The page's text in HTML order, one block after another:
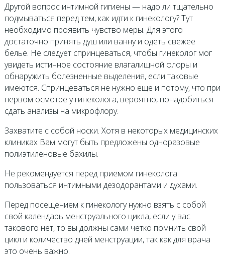
Другой вопрос интимной гигиены — надо ли тщательно
подмываться перед тем, как идти к гинекологу? Тут
необходимо проявить чувство меры. Для этого
достаточно принять душ или ванну и одеть свежее
белье. Не следует спринцеваться, чтобы гинеколог мог
увидеть истинное состояние влагалищной флоры и
обнаружить болезненные выделения, если таковые
имеются. Спринцеваться не нужно еще и потому, что при
первом осмотре у гинеколога, вероятно, понадобиться
сдать анализы на микрофлору.
Захватите с собой носки. Хотя в некоторых медицинских
клиниках Вам могут быть предложены одноразовые
полиэтиленовые бахилы.
Не рекомендуется перед приемом гинеколога
пользоваться интимными дезодорантами и духами.
Перед посещением к гинекологу нужно взять с собой
свой календарь менструального цикла, если у вас
такового нет, то вы должны сами четко помнить свой
цикл и количество дней менструации, так как для врача
это очень важно.